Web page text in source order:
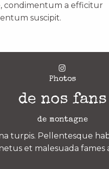
condimentum a efficitur
suscipit.
Photos
de nos fans
de montagne
turpis. Pellentesque
et malesuada fames